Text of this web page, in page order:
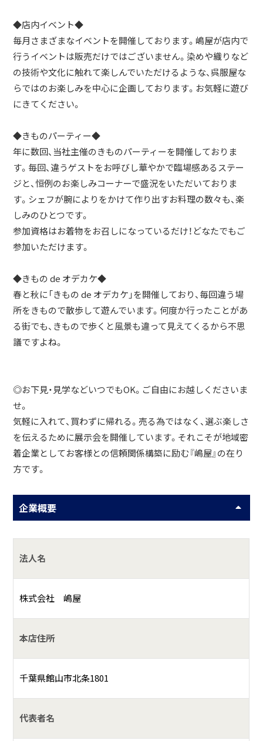
◆店内イベント◆
毎月さまざまなイベントを開催しております。嶋屋が店内で
行うイベントは販売だけではございません。染めや織りなど
の技術や文化に触れて楽しんでいただけるような、呉服屋な
らではのお楽しみを中心に企画しております。お気軽に遊び
にきてください。
◆きものパーティー◆
年に数回、当社主催のきものパーティーを開催しておりま
す。毎回、違うゲストをお呼びし華やかで臨場感あるステー
ジと、恒例のお楽しみコーナーで盛況をいただいておりま
す。シェフが腕によりをかけて作り出すお料理の数々も、楽
しみのひとつです。
参加資格はお着物をお召しになっているだけ！どなたでもご
参加いただけます。
◆きもの de オデカケ◆
春と秋に「きもの de オデカケ」を開催しており、毎回違う場
所をきもので散歩して遊んでいます。何度か行ったことがあ
る街でも、きもので歩くと風景も違って見えてくるから不思
議ですよね。
◎お下見・見学などいつでもOK。ご自由にお越しくださいま
せ。
気軽に入れて、買わずに帰れる。売る為ではなく、選ぶ楽しさ
を伝えるために展示会を開催しています。それこそが地域密
着企業としてお客様との信頼関係構築に励む『嶋屋』の在り
方です。
企業概要
法人名
株式会社 嶋屋
本店住所
千葉県館山市北条1801
代表者名